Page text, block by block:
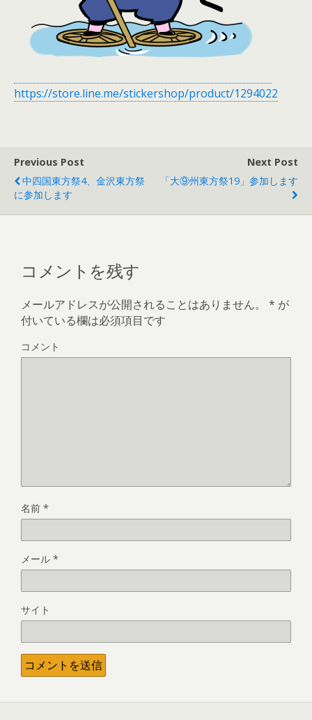
https://store.line.me/stickershop/product/1294022
Previous Post
中四国東方祭4、金沢東方祭
に参加します
Next Post
「大⑨州東方祭19」参加します
コメントを残す
メールアドレスが公開されることはありません。 * が
付いている欄は必須項目です
コメント
名前 *
メール *
サイト